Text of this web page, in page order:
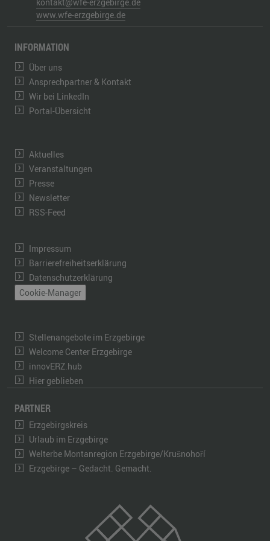
www.wfe-erzgebirge.de
INFORMATION
Über uns
Ansprechpartner & Kontakt
Wir bei LinkedIn
Portal-Übersicht
Aktuelles
Veranstaltungen
Presse
Newsletter
RSS-Feed
Impressum
Barrierefreiheitserklärung
Datenschutzerklärung
Cookie-Manager
Stellenangebote im Erzgebirge
Welcome Center Erzgebirge
innovERZ.hub
Hier geblieben
PARTNER
Erzgebirgskreis
Urlaub im Erzgebirge
Welterbe Montanregion Erzgebirge/Krušnohoří
Erzgebirge – Gedacht. Gemacht.